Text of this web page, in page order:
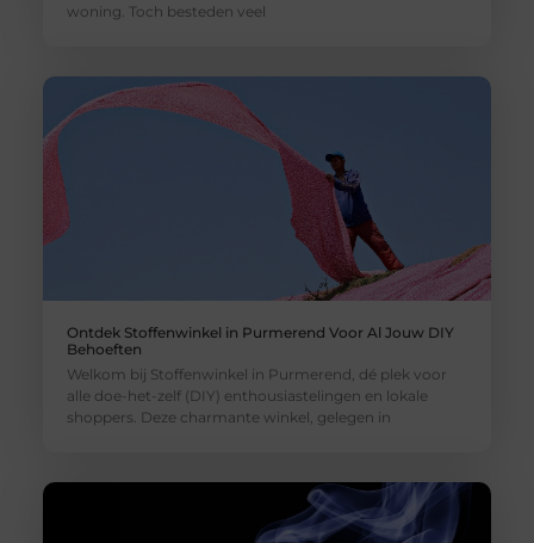
woning. Toch besteden veel
Ontdek Stoffenwinkel in Purmerend Voor Al Jouw DIY
Behoeften
Welkom bij Stoffenwinkel in Purmerend, dé plek voor
alle doe-het-zelf (DIY) enthousiastelingen en lokale
shoppers. Deze charmante winkel, gelegen in